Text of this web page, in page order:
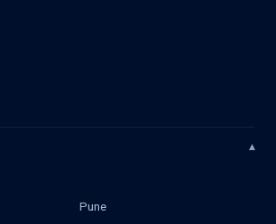
Pune